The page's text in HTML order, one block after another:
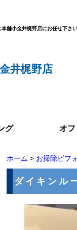
舗小金井梶野店にお任せ下さい
井梶野店
グ オ
ホーム > お掃除ビフ
ダイキンル